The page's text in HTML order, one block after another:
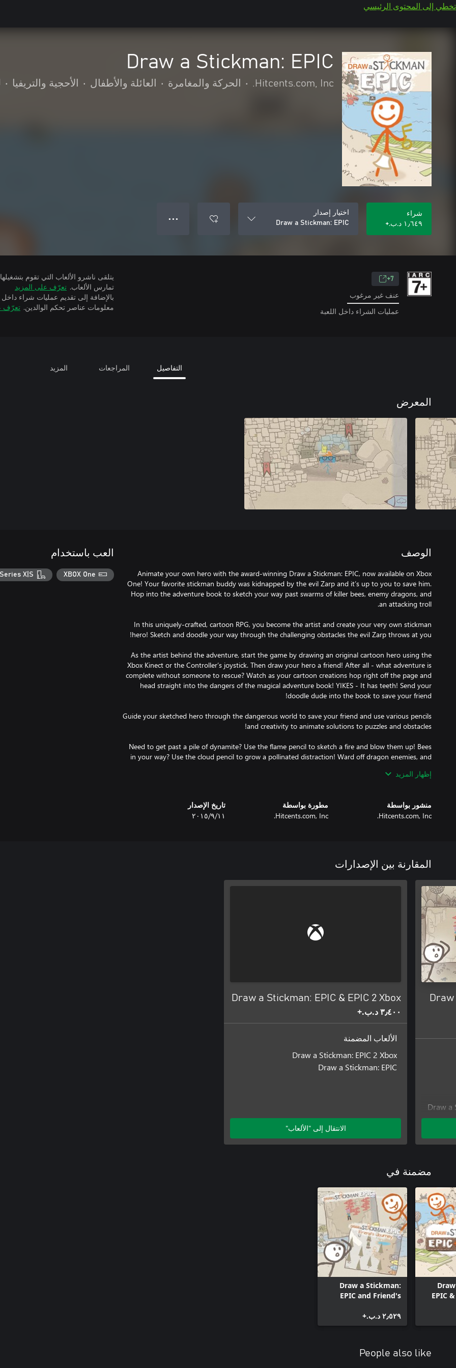
تخطي إلى المحتوى الرئيسي
Draw a Stickman: EPIC
Hitcents.com, Inc.
• الحركة والمغامرة • العائلة والأطفال • الأحجية والتريفيا •
شراء
١٫٦٤٩ د.ب.‏+
اختيار إصدار
Draw a Stickman: EPIC
● ● ●
7+
عنف غير مرغوب
عمليات الشراء داخل اللعبة
تمارس الألعاب. تعرّف على المزيد
بالإضافة إلى تقديم عمليات شراء داخل
معلومات عناصر تحكم الوالدين. تعرّف
التفاصيل المراجعات المزيد
المعرض
الوصف
Animate your own hero with the award-winning Draw a Stickman: EPIC, now available on Xbox
One! Your favorite stickman buddy was kidnapped by the evil Zarp and it’s up to you to save him.
Hop into the adventure book to sketch your way past swarms of killer bees, enemy dragons, and
In this uniquely-crafted, cartoon RPG, you become the artist and create your very own stickman
As the artist behind the adventure, start the game by drawing an original cartoon hero using the
Xbox Kinect or the Controller’s joystick. Then draw your hero a friend! After all - what adventure is
complete without someone to rescue? Watch as your cartoon creations hop right off the page and
head straight into the dangers of the magical adventure book! YIKES - It has teeth! Send your
Guide your sketched hero through the dangerous world to save your friend and use various pencils
Need to get past a pile of dynamite? Use the flame pencil to sketch a fire and blow them up! Bees
in your way? Use the cloud pencil to grow a pollinated distraction! Ward off dragon enemies, and
Now pencil your way into one of the most creative drawing puzzle games ever designed in Draw a
Stickman: EPIC!
إظهار المزيد
منشور بواسطة
Hitcents.com, Inc.
مطورة بواسطة
Hitcents.com, Inc.
تاريخ الإصدار
١١‏/٩‏/٢٠١٥
العب باستخدام
XBOX One
X|S
المقارنة بين الإصدارات
Draw a
Draw a Stickman: EPIC & EPIC 2 Xbox
٣٫٤٠٠ د.ب.‏+
الألعاب المضمنة
Draw a Stickman: EPIC 2 Xbox
Draw a Stickman: EPIC
الانتقال إلى "الألعاب"
مضمنة في
EPIC
Draw a Stickman:
EPIC and Friend's
٢٫٥٢٩ د.ب.‏+
People also like